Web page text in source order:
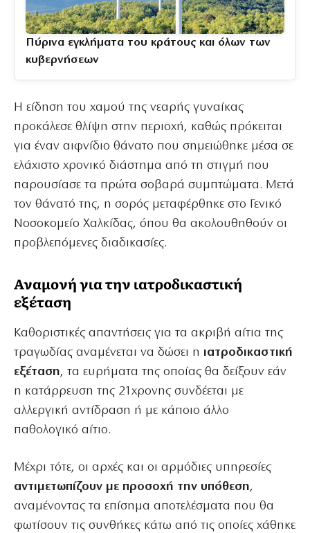
Πύρινα εγκλήματα του κράτους και όλων των
κυβερνήσεων
Η είδηση του χαμού της νεαρής γυναίκας
προκάλεσε θλίψη στην περιοχή, καθώς πρόκειται
για έναν αιφνίδιο θάνατο που σημειώθηκε μέσα σε
ελάχιστο χρονικό διάστημα από τη στιγμή που
παρουσίασε τα πρώτα σοβαρά συμπτώματα. Μετά
τον θάνατό της, η σορός μεταφέρθηκε στο Γενικό
Νοσοκομείο Χαλκίδας, όπου θα ακολουθηθούν οι
προβλεπόμενες διαδικασίες.
Αναμονή για την ιατροδικαστική
εξέταση
Καθοριστικές απαντήσεις για τα ακριβή αίτια της
τραγωδίας αναμένεται να δώσει η ιατροδικαστική
εξέταση, τα ευρήματα της οποίας θα δείξουν εάν
η κατάρρευση της 21χρονης συνδέεται με
αλλεργική αντίδραση ή με κάποιο άλλο
παθολογικό αίτιο.
Μέχρι τότε, οι αρχές και οι αρμόδιες υπηρεσίες
αντιμετωπίζουν με προσοχή την υπόθεση,
αναμένοντας τα επίσημα αποτελέσματα που θα
φωτίσουν τις συνθήκες κάτω από τις οποίες χάθηκε